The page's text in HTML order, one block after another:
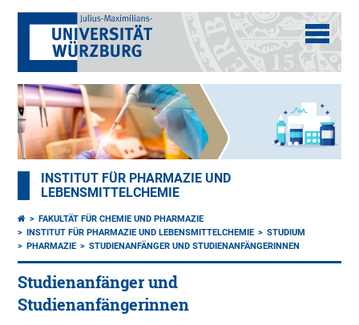
INSTITUT FÜR PHARMAZIE UND
LEBENSMITTELCHEMIE
FAKULTÄT FÜR CHEMIE UND PHARMAZIE
INSTITUT FÜR PHARMAZIE UND LEBENSMITTELCHEMIE
STUDIUM
PHARMAZIE
STUDIENANFÄNGER UND STUDIENANFÄNGERINNEN
Studienanfänger und
Studienanfängerinnen